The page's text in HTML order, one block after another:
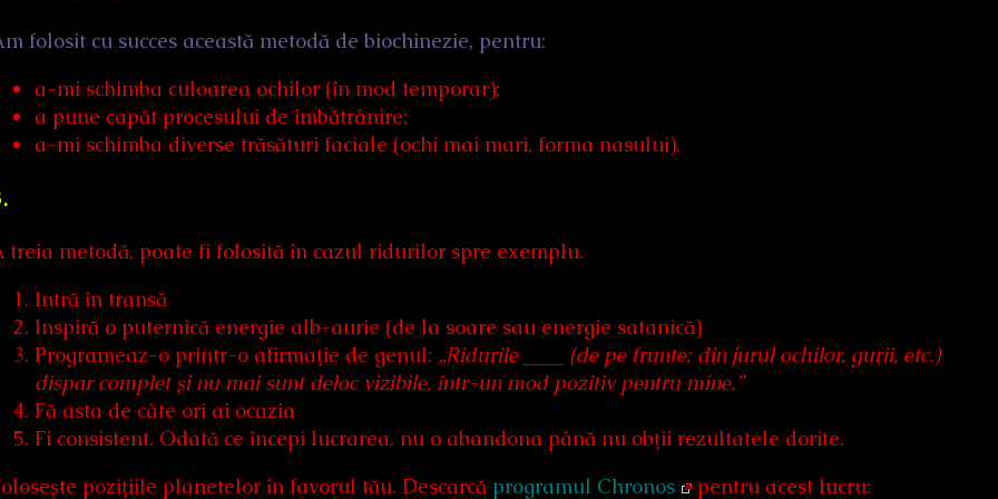
folosit cu succes această metodă de biochinezie, pentru:
a-mi schimba culoarea ochilor (în mod temporar);
a pune capăt procesului de îmbătrânire;
a-mi schimba diverse trăsături faciale (ochi mai mari, forma nasului).
treia metodă, poate fi folosită în cazul ridurilor spre exemplu.
Intră în transă
Inspiră o puternică energie alb-aurie (de la soare sau energie satanică)
Programeaz-o printr-o afirmație de genul: „Ridurile ____ (de pe frunte; din jurul ochilor, gurii, etc.)
dispar complet și nu mai sunt deloc vizibile, într-un mod pozitiv pentru mine.”
Fă asta de câte ori ai ocazia
Fi consistent. Odată ce începi lucrarea, nu o abandona până nu obții rezultatele dorite.
pozițiile planetelor în favorul tău. Descarcă programul Chronos pentru acest lucru: